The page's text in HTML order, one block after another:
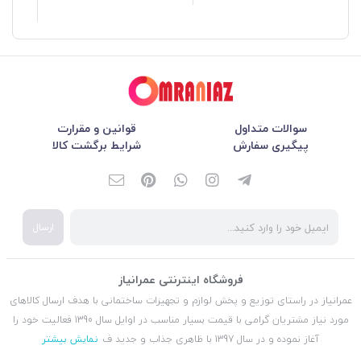
سوالات متداول
قوانین و مقرارت
پیگیری سفارش
شرایط برگشت کالا
ارسال
فروشگاه اینترنتی عمرانیاز
عمرانیاز در راستای توزیع و پخش لوازم و تجهیزات ساختمانی با هدف ارسال کالاهای
مورد نیاز مشتریان گرامی با قیمت بسیار مناسب در اوایل سال 1390 فعالیت خود را
آغاز نموده و در سال 1397 با ظاهری جذاب و جدید ف
نمایش بیشتر